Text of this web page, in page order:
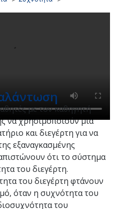
με τον καθηγητή
να χρησιμοποιούν μια
και διεγέρτη για να
εξαναγκασμένης
ότι το σύστημα
του διεγέρτη.
του διεγέρτη φτάνουν
όταν η συχνότητα του
του